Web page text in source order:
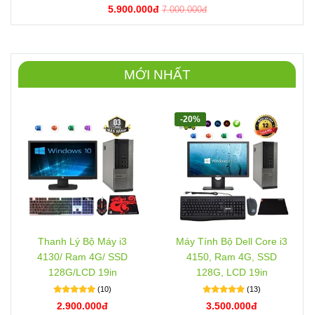
5.900.000đ 7.000.000đ
MỚI NHẤT
Thanh Lý Bộ Máy i3
4130/ Ram 4G/ SSD
128G/LCD 19in
(10)
2.900.000đ
Máy Tính Bộ Dell Core i3
4150, Ram 4G, SSD
128G, LCD 19in
(13)
3.500.000đ
-20%